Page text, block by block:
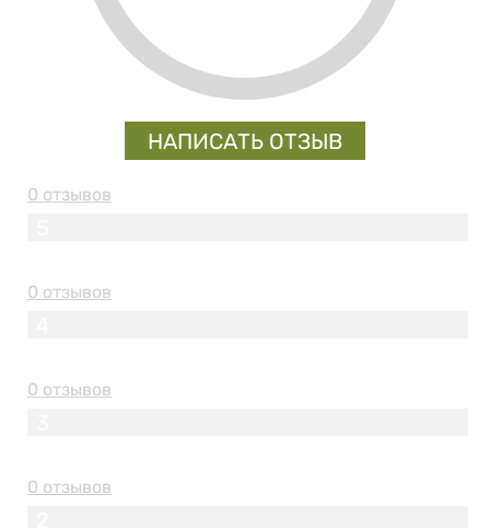
НАПИСАТЬ ОТЗЫВ
0 отзывов
0 отзывов
0 отзывов
0 отзывов